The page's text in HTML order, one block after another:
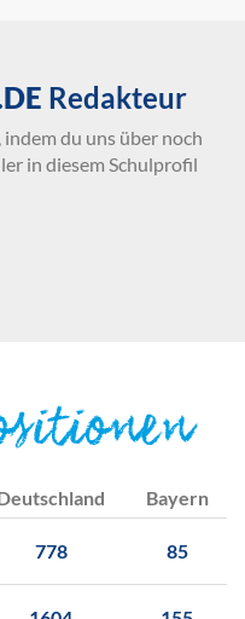
Redakteur
du uns über noch
in diesem Schulprofil
Bayern
778 85